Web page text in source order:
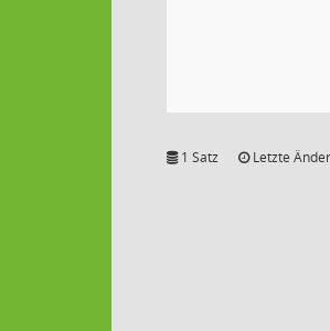
1 Satz Letzte